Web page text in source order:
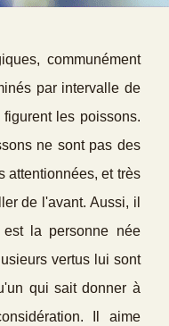
communément
par intervalle de
les poissons.
ne sont pas des
attentionnées, et très
de l'avant. Aussi, il
est la personne née
vertus lui sont
qui sait donner à
Il aime